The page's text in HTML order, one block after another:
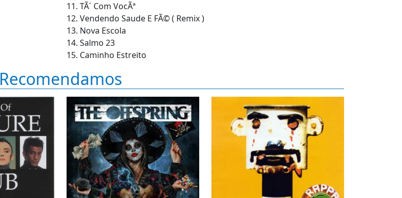
11. TÃ´ Com VocÃª
12. Vendendo Saude E FÃ© ( Remix )
13. Nova Escola
14. Salmo 23
15. Caminho Estreito
Recomendamos